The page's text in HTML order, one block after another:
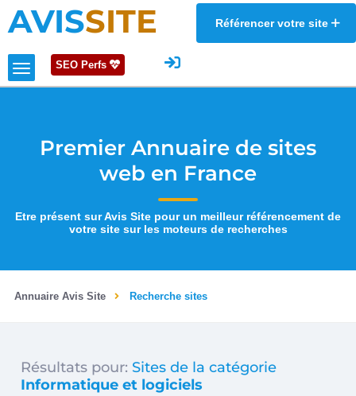
AVISSITE Référencer votre site
SEO Perfs
Premier Annuaire de sites
web en France
Etre présent sur Avis Site pour un meilleur référencement de
votre site sur les moteurs de recherches
Annuaire Avis Site Recherche sites
Résultats pour: Sites de la catégorie
Informatique et logiciels